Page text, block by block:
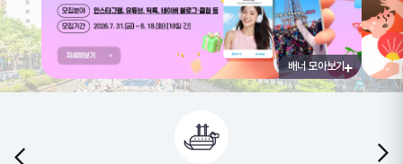
배너 모아보기